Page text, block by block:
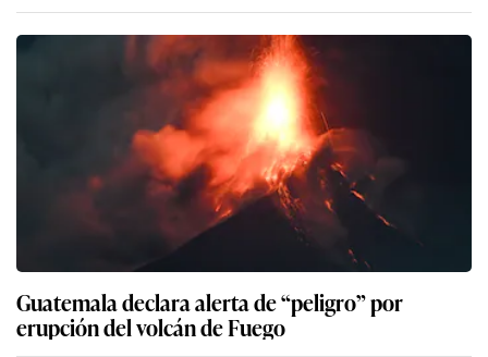
Guatemala declara alerta de “peligro” por
erupción del volcán de Fuego